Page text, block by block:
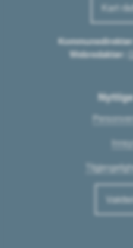
Kart
Kommunedirektør:
Webredaktør: